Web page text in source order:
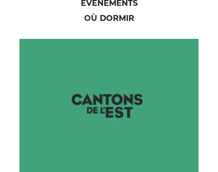
ÉVÉNEMENTS
OÙ DORMIR